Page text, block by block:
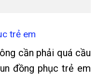
trẻ em
cần phải quá cầu
đồng phục trẻ em